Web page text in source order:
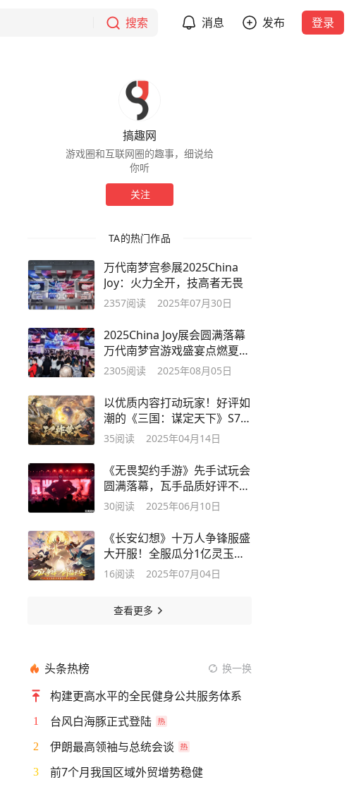
搜索 消息 发布 登录
搞趣网
游戏圈和互联网圈的趣事，细说给
你听
关注
TA的热门作品
万代南梦宫参展2025China
Joy：火力全开，技高者无畏
2357阅读 2025年07月30日
2025China Joy展会圆满落幕
万代南梦宫游戏盛宴点燃夏日
激情
2305阅读 2025年08月05日
以优质内容打动玩家！好评如
潮的《三国：谋定天下》S7赛
季已上线
35阅读 2025年04月14日
《无畏契约手游》先手试玩会
圆满落幕，瓦手品质好评不
断！
30阅读 2025年06月10日
《长安幻想》十万人争锋服盛
大开服！全服瓜分1亿灵玉，
热血开战
16阅读 2025年07月04日
查看更多
头条热榜 换一换
构建更高水平的全民健身公共服务体系
1 台风白海豚正式登陆
2 伊朗最高领袖与总统会谈
3 前7个月我国区域外贸增势稳健